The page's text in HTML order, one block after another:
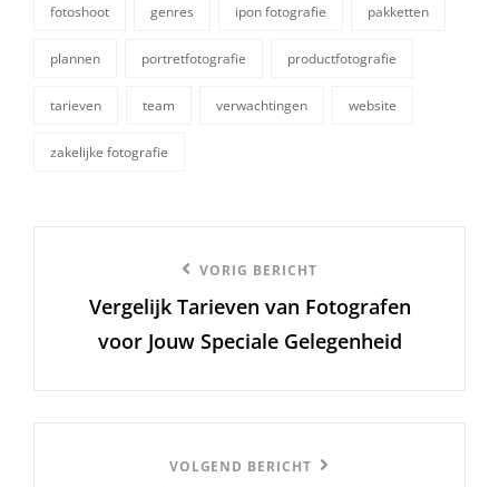
fotoshoot genres ipon fotografie pakketten
plannen portretfotografie productfotografie
tarieven team verwachtingen website
zakelijke fotografie
bericht
VORIG BERICHT
Vergelijk Tarieven van Fotografen
voor Jouw Speciale Gelegenheid
VOLGEND BERICHT